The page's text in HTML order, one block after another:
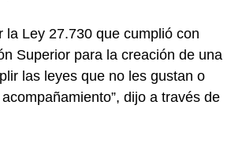
la Ley 27.730 que cumplió con
Superior para la creación de una
las leyes que no les gustan o
dijo a través de